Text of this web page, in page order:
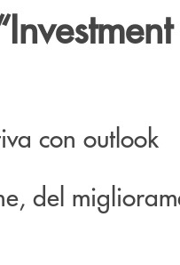
con outlook
del